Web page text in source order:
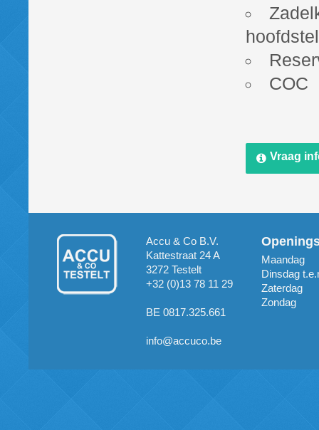
COC
Vraag
Accu & Co B.V.
Kattestraat 24 A
3272 Testelt
+32 (0)13 78 11 29
BE 0817.325.661
info@accuco.be
Maandag
Dinsdag
Zaterdag
Zondag